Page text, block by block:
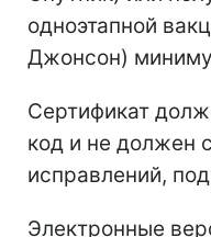
одноэтапной
Джонсон)
Сертификат
код и не должен
исправлений,
Электронные